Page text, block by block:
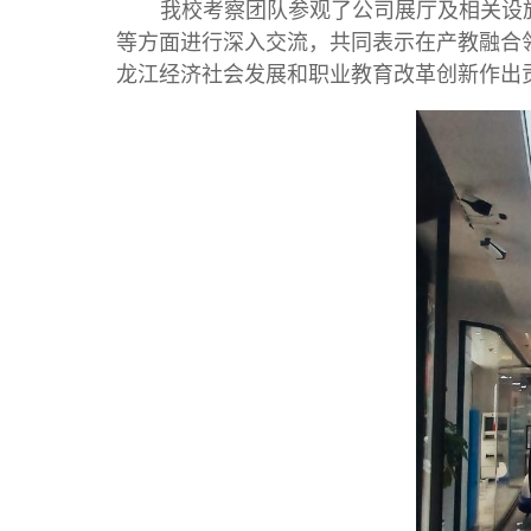
我校考察团队参观了公司展厅及相关
等方面进行深入交流，共同表示在产教融
龙江经济社会发展和职业教育改革创新作出